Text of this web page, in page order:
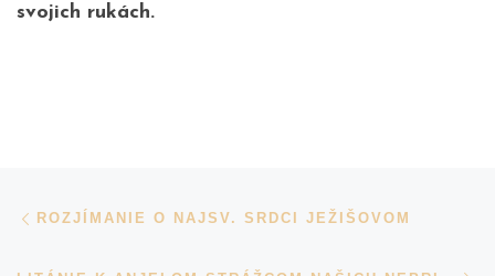
svojich rukách.
Navigácia v príspevkoch
ROZJÍMANIE O NAJSV. SRDCI JEŽIŠOVOM